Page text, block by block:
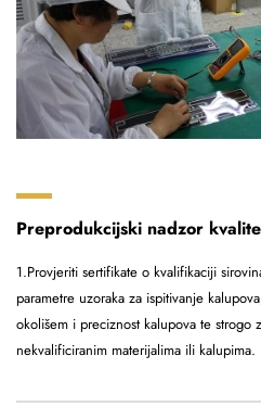
Preprodukcijski nadzor
1.Provjeriti sertifikate o kvalifikaciji
parametre uzoraka za ispitivanje
okolišem i preciznost kalupova te strogo
nekvalificiranim materijalima ili kalupima.